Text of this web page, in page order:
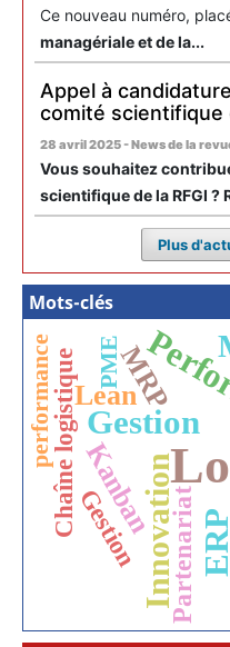
Ce nouveau numéro,
managériale et de la...
Appel à
comité scientifique
28 avril 2025 - News de la
Vous souhaitez
scientifique de la RFGI ?
Plus
Mots-clés
Gestion
Innovation
Kanban
MRP
Lean
Partenariat
Chaîne logistiqueGestion
performance PME